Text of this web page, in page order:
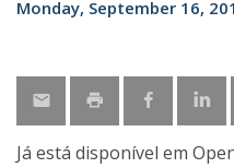
Monday, September 16,
Já está disponível em